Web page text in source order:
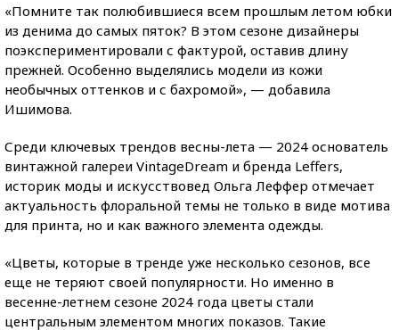
«Помните так полюбившиеся всем прошлым летом юбки
из денима до самых пяток? В этом сезоне дизайнеры
поэкспериментировали с фактурой, оставив длину
прежней. Особенно выделялись модели из кожи
необычных оттенков и с бахромой», — добавила
Ишимова.
Среди ключевых трендов весны-лета — 2024 основатель
винтажной галереи VintageDream и бренда Leffers,
историк моды и искусствовед Ольга Леффер отмечает
актуальность флоральной темы не только в виде мотива
для принта, но и как важного элемента одежды.
«Цветы, которые в тренде уже несколько сезонов, все
еще не теряют своей популярности. Но именно в
весенне-летнем сезоне 2024 года цветы стали
центральным элементом многих показов. Такие